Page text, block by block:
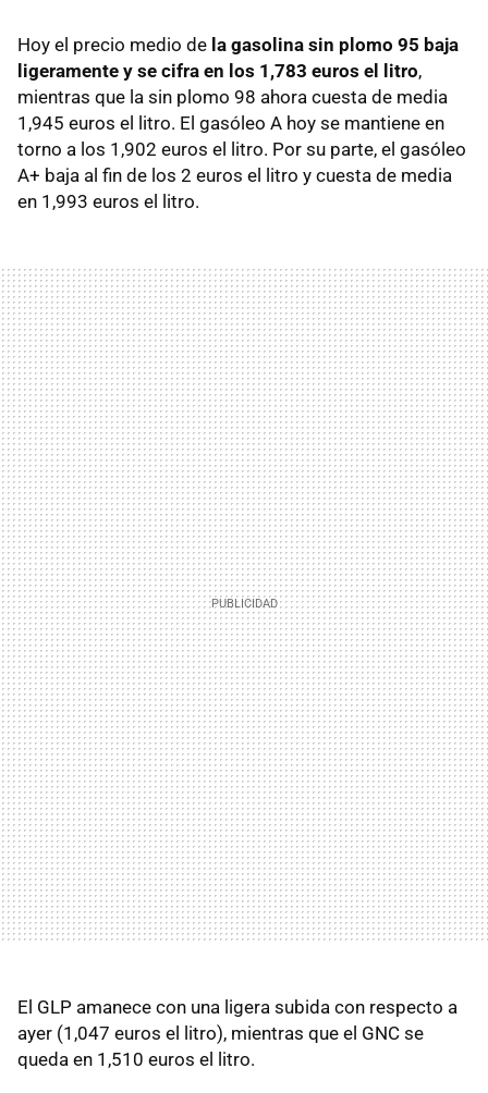
Hoy el precio medio de la gasolina sin plomo 95 baja
ligeramente y se cifra en los 1,783 euros el litro,
mientras que la sin plomo 98 ahora cuesta de media
1,945 euros el litro. El gasóleo A hoy se mantiene en
torno a los 1,902 euros el litro. Por su parte, el gasóleo
A+ baja al fin de los 2 euros el litro y cuesta de media
en 1,993 euros el litro.
El GLP amanece con una ligera subida con respecto a
ayer (1,047 euros el litro), mientras que el GNC se
queda en 1,510 euros el litro.